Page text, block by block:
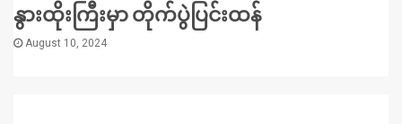
နွားထိုးကြီးမှာ တိုက်ပွဲပြင်းထန်
August 10, 2024